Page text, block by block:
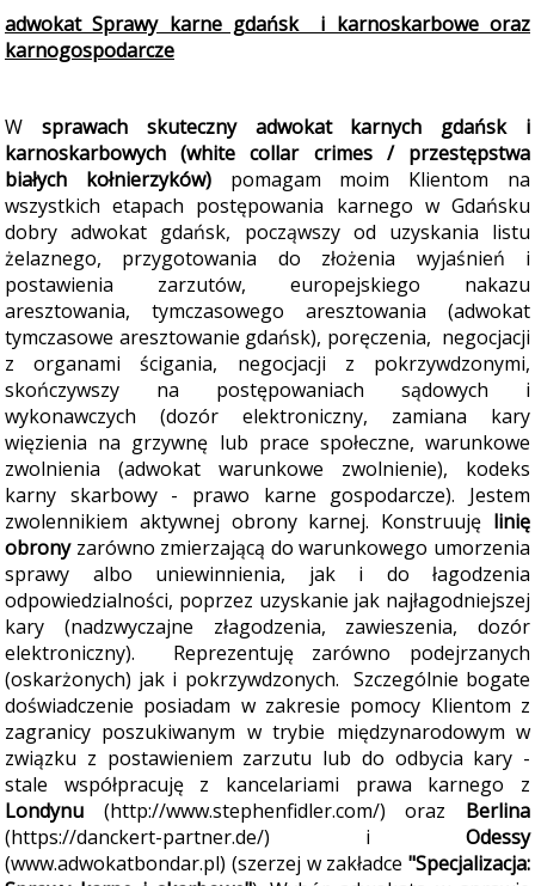
adwokat Sprawy karne gdańsk i karnoskarbowe oraz
karnogospodarcze
W sprawach skuteczny adwokat karnych gdańsk i
karnoskarbowych (white collar crimes / przestępstwa
białych kołnierzyków) pomagam moim Klientom na
wszystkich etapach postępowania karnego w Gdańsku
dobry adwokat gdańsk, począwszy od uzyskania listu
żelaznego, przygotowania do złożenia wyjaśnień i
postawienia zarzutów, europejskiego nakazu
aresztowania, tymczasowego aresztowania (adwokat
tymczasowe aresztowanie gdańsk), poręczenia, negocjacji
z organami ścigania, negocjacji z pokrzywdzonymi,
skończywszy na postępowaniach sądowych i
wykonawczych (dozór elektroniczny, zamiana kary
więzienia na grzywnę lub prace społeczne, warunkowe
zwolnienia (adwokat warunkowe zwolnienie), kodeks
karny skarbowy - prawo karne gospodarcze). Jestem
zwolennikiem aktywnej obrony karnej. Konstruuję linię
obronyzarówno zmierzającą do warunkowego umorzenia
sprawy albo uniewinnienia, jak i do łagodzenia
odpowiedzialności, poprzez uzyskanie jak najłagodniejszej
kary (nadzwyczajne złagodzenia, zawieszenia, dozór
elektroniczny). Reprezentuję zarówno podejrzanych
(oskarżonych) jak i pokrzywdzonych. Szczególnie bogate
doświadczenie posiadam w zakresie pomocy Klientom z
zagranicy poszukiwanym w trybie międzynarodowym w
związku z postawieniem zarzutu lub do odbycia kary -
stale współpracuję z kancelariami prawa karnego z
Londynu
(http://www.stephenfidler.com/) oraz Berlina
(https://danckert-partner.de/) i Odessy
(www.adwokatbondar.pl) (szerzej w zakładce "Specjalizacja: